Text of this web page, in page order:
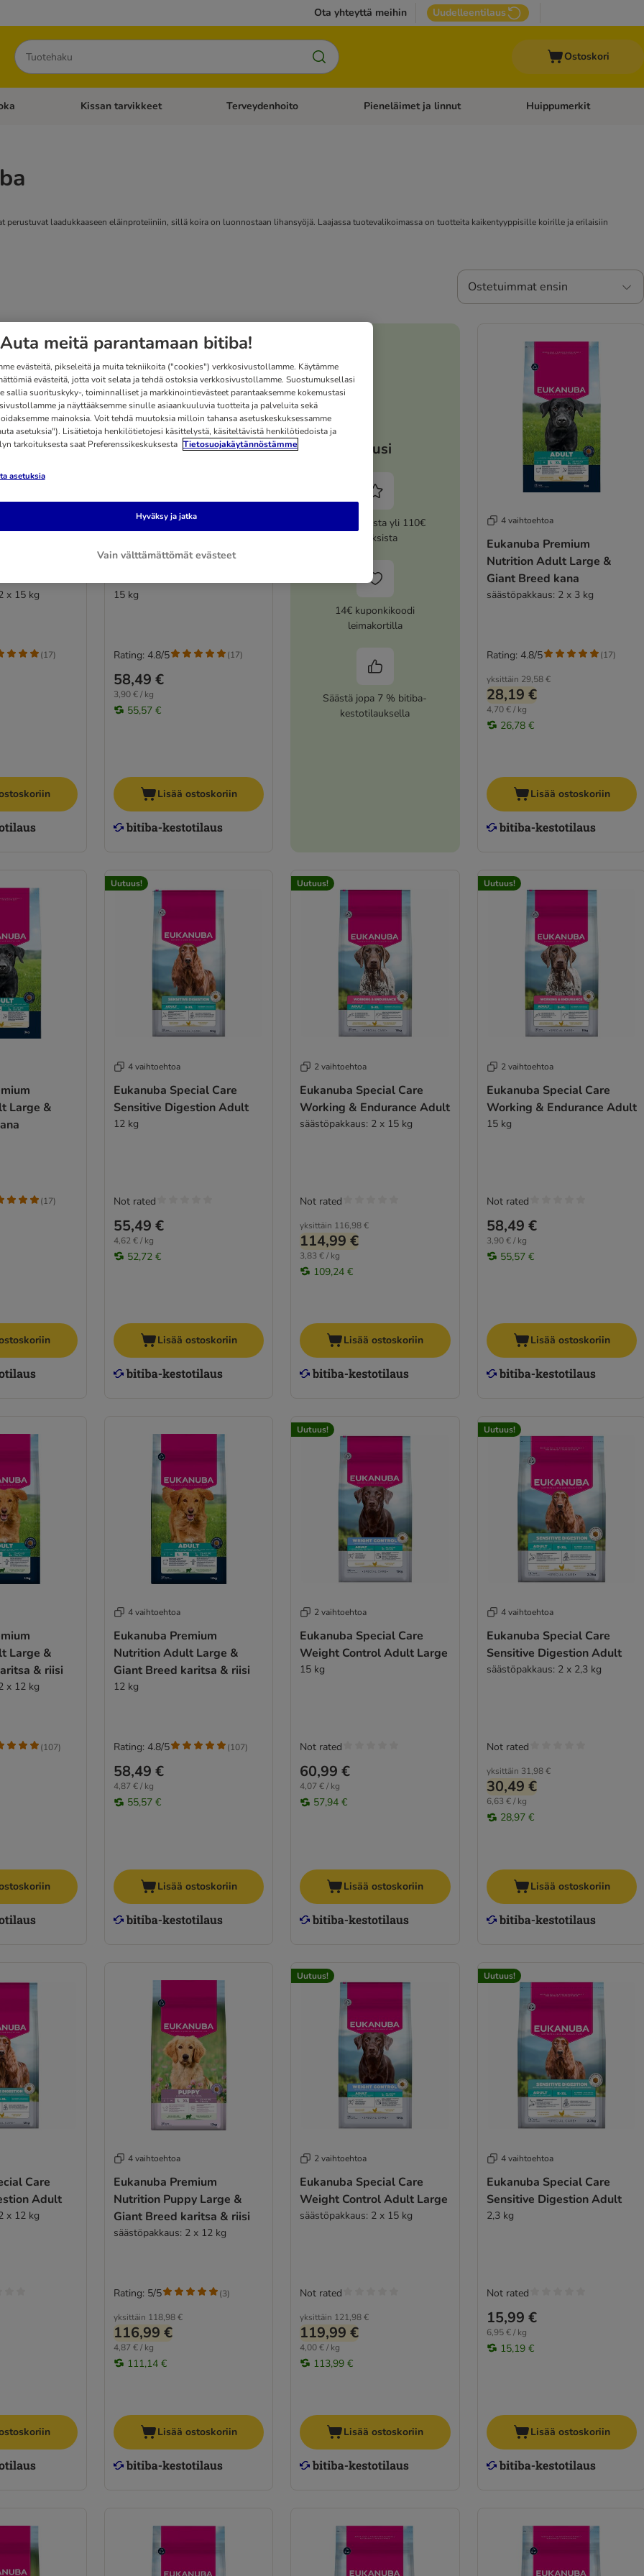
Ota yhteyttä meihin Uudelleentilaus
Hae
Ostoskori
Koiran tarvikkeet
Avaa kategoriavalikko: Kissanruoka
Kissan tarvikkeet Avaa kategoriavalikko: Kissan tarvikkeet
Terveydenhoito Avaa kategoriavalikko: Terveydenhoito
Pieneläimet ja linnut Avaa kategoriavalikko:
Huippumerkit
perustuvat laadukkaaseen eläinproteiiniin, sillä koira on luonnostaan lihansyöjä. Laajassa tuotevalikoimassa on tuotteita kaikentyyppisille koirille ja erilaisiin
Ostetuimmat ensin
&
x 15 kg
(17)
4 vaihtoehtoa
Nutrition Adult Large &
15 kg
58,49 €
3,90 € / kg
55,57 €
Rating: 4.8/5 (17)
Lisää ostoskoriin
Etusi
5% alennusta yli 110€
tilauksista
14€ kuponkikoodi
leimakortilla
Säästä jopa 7 % bitiba-
kestotilauksella
4 vaihtoehtoa
Eukanuba Premium
Nutrition Adult Large &
Giant Breed kana
säästöpakkaus: 2 x 3 kg
yksittäin 29,58 €
28,19 €
4,70 € / kg
26,78 €
Rating: 4.8/5 (17)
Lisää ostoskoriin
Large &
(17)
Uutuus!
4 vaihtoehtoa
Eukanuba Special Care
Sensitive Digestion Adult
12 kg
55,49 €
4,62 € / kg
52,72 €
Not rated
Lisää ostoskoriin
Uutuus!
2 vaihtoehtoa
Eukanuba Special Care
Working & Endurance Adult
säästöpakkaus: 2 x 15 kg
yksittäin 116,98 €
114,99 €
3,83 € / kg
109,24 €
Not rated
Lisää ostoskoriin
Uutuus!
2 vaihtoehtoa
Eukanuba Special Care
Working & Endurance Adult
15 kg
58,49 €
3,90 € / kg
55,57 €
Not rated
Lisää ostoskoriin
Large &
& riisi
x 12 kg
(107)
4 vaihtoehtoa
Eukanuba Premium
Nutrition Adult Large &
Giant Breed karitsa & riisi
12 kg
58,49 €
4,87 € / kg
55,57 €
Rating: 4.8/5 (107)
Lisää ostoskoriin
Uutuus!
2 vaihtoehtoa
Eukanuba Special Care
Weight Control Adult Large
15 kg
60,99 €
4,07 € / kg
57,94 €
Not rated
Lisää ostoskoriin
Uutuus!
4 vaihtoehtoa
Eukanuba Special Care
Sensitive Digestion Adult
säästöpakkaus: 2 x 2,3 kg
yksittäin 31,98 €
30,49 €
6,63 € / kg
28,97 €
Not rated
Lisää ostoskoriin
Care
Adult
x 12 kg
4 vaihtoehtoa
Eukanuba Premium
Nutrition Puppy Large &
Giant Breed karitsa & riisi
säästöpakkaus: 2 x 12 kg
yksittäin 118,98 €
116,99 €
4,87 € / kg
111,14 €
Rating: 5/5 (3)
Lisää ostoskoriin
Uutuus!
2 vaihtoehtoa
Eukanuba Special Care
Weight Control Adult Large
säästöpakkaus: 2 x 15 kg
yksittäin 121,98 €
119,99 €
4,00 € / kg
113,99 €
Not rated
Lisää ostoskoriin
Uutuus!
4 vaihtoehtoa
Eukanuba Special Care
Sensitive Digestion Adult
2,3 kg
15,99 €
6,95 € / kg
15,19 €
Not rated
Lisää ostoskoriin
Auta meitä parantamaan bitiba!
evästeitä, pikseleitä ja muita tekniikoita ("cookies") verkkosivustollamme. Käytämme
evästeitä, jotta voit selata ja tehdä ostoksia verkkosivustollamme. Suostumuksellasi
sallia suorituskyky-, toiminnalliset ja markkinointievästeet parantaaksemme kokemustasi
ja näyttääksemme sinulle asiaankuuluvia tuotteita ja palveluita sekä
mainoksia. Voit tehdä muutoksia milloin tahansa asetuskeskuksessamme
asetuksia"). Lisätietoja henkilötietojesi käsittelystä, käsiteltävistä henkilötiedoista ja
tarkoituksesta saat Preferenssikeskuksesta Tietosuojakäytännöstämme
asetuksia
Vain välttämättömät evästeet
Hyväksy ja jatka